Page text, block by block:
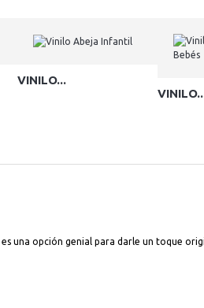
VINILO...
es una opción genial para darle un toque